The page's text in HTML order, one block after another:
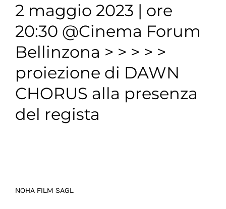
2 maggio 2023 | ore
20:30 @Cinema Forum
Bellinzona > > > > >
proiezione di DAWN
CHORUS alla presenza
del regista
NOHA FILM SAGL